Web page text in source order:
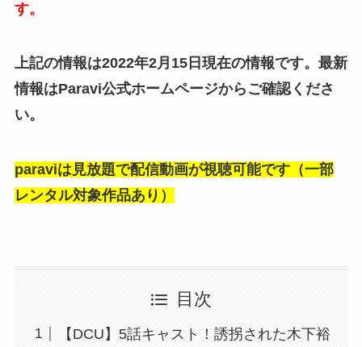
す。
上記の情報は2022年2月15日現在の情報です。最新
情報はParavi公式ホームページからご確認くださ
い。
paraviは見放題で配信動画が視聴可能です（一部
レンタル対象作品あり）
目次
【DCU】5話キャスト！誘拐された木下裕